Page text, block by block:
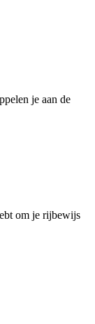
je aan de
om je rijbewijs